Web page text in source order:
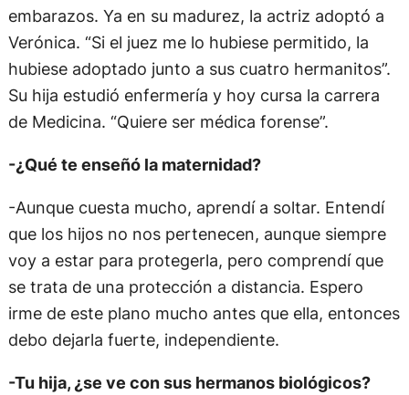
embarazos. Ya en su madurez, la actriz adoptó a
Verónica. “Si el juez me lo hubiese permitido, la
hubiese adoptado junto a sus cuatro hermanitos”.
Su hija estudió enfermería y hoy cursa la carrera
de Medicina. “Quiere ser médica forense”.
-¿Qué te enseñó la maternidad?
-Aunque cuesta mucho, aprendí a soltar. Entendí
que los hijos no nos pertenecen, aunque siempre
voy a estar para protegerla, pero comprendí que
se trata de una protección a distancia. Espero
irme de este plano mucho antes que ella, entonces
debo dejarla fuerte, independiente.
-Tu hija, ¿se ve con sus hermanos biológicos?